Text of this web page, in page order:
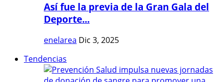
Así fue la previa de la Gran Gala del
Deporte...
enelarea Dic 3, 2025
Tendencias